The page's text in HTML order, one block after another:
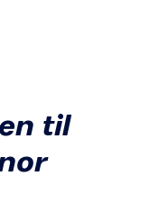
til